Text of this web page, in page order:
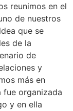
reunimos en el
de nuestros
que se
de la
de
y
más en
fue organizada
y en ella